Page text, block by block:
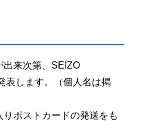
出来次第、SEIZO
表します。（個人名は掲
ポストカードの発送をも